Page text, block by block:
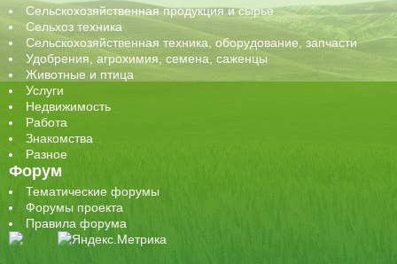
Сельскохозяйственная продукция и сырье
Сельхоз техника
Сельскохозяйственная техника, оборудование, запчасти
Удобрения, агрохимия, семена, саженцы
Животные и птица
Услуги
Недвижимость
Работа
Знакомства
Разное
Форум
Тематические форумы
Форумы проекта
Правила форума